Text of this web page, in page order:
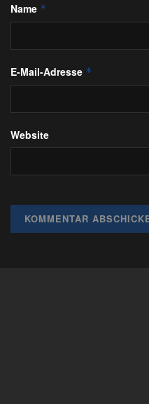
Name *
E-Mail-Adresse *
Website